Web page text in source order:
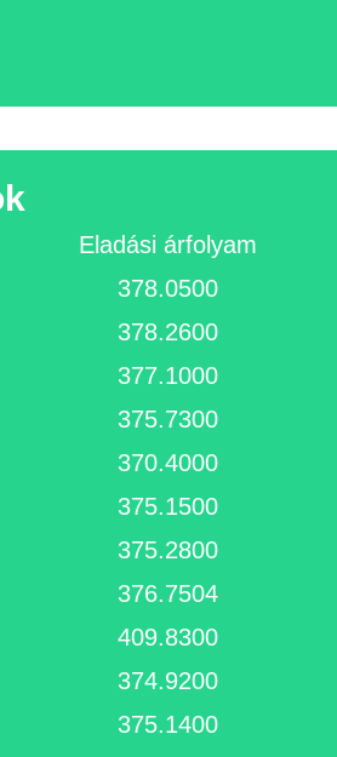
Eladási árfolyam
378.0500
378.2600
377.1000
375.7300
370.4000
375.1500
375.2800
376.7504
409.8300
374.9200
375.1400